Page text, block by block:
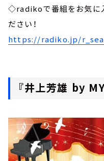
◇radikoで番組をお気に
ださい！
https://radiko.jp/
『井上芳雄 by